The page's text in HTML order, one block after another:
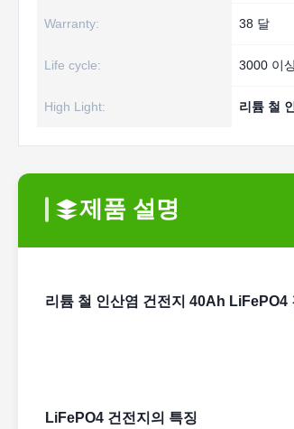
Warranty: 38 달
Life cycle: 3000 이
High Light: 리튬 철
제품 설명
리튬 철 인산염 건전지 40Ah
LiFePO4 건전지의 특징